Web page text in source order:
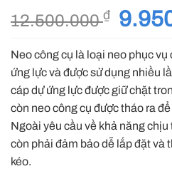
12.500.000₫
Giá
là:
Neo công cụ là loại neo phục
ứng lực và được sử dụng nhiều
cáp dự ứng lực được giữ chặt
còn neo công cụ được tháo ra
Ngoài yêu cầu về khả năng
còn phải đảm bảo dễ lắp đặt và
kéo.